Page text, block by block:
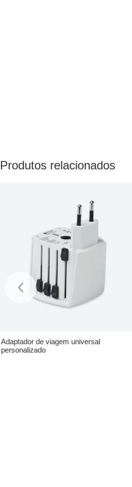
Produtos relacionados
Adaptador de viagem universal
personalizado